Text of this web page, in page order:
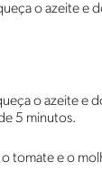
o azeite e
o azeite
5 minutos.
tomate e o